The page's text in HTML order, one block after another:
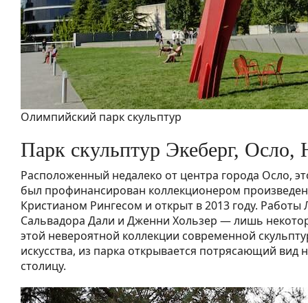
Олимпийский парк скульптур
Парк скульптур Экеберг, Осло,
Расположенный недалеко от центра города Осло,
был профинансирован коллекционером
Кристианом Рингесом и открыт в 2013 году. Работы
Сальвадора Дали и Дженни Хользер — лишь
этой невероятной коллекции современной
искусства, из парка открывается потрясающий вид
столицу.